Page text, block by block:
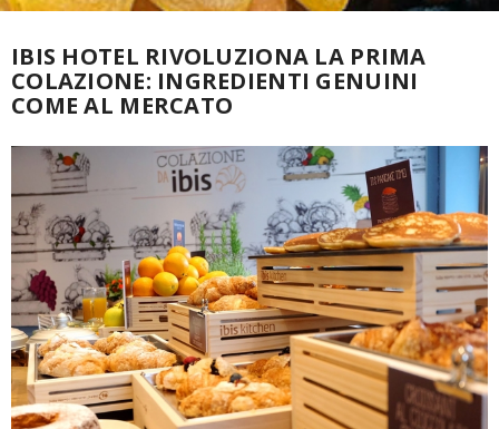
IBIS HOTEL RIVOLUZIONA LA PRIMA
COLAZIONE: INGREDIENTI GENUINI
COME AL MERCATO